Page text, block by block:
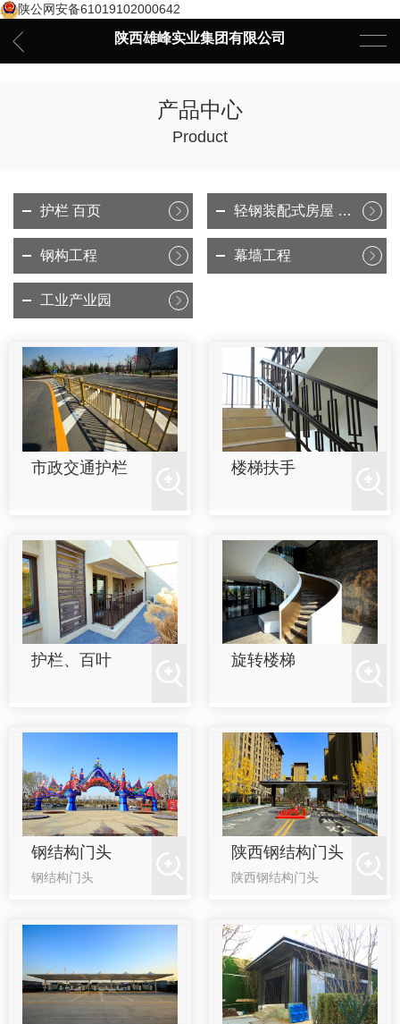
陕公网安备61019102000642
陕西雄峰实业集团有限公司
产品中心
Product
护栏 百页 轻钢装配式房屋 集成房屋
钢构工程 幕墙工程
工业产业园
市政交通护栏 楼梯扶手
护栏、百叶 旋转楼梯
钢结构门头
钢结构门头
陕西钢结构门头
陕西钢结构门头